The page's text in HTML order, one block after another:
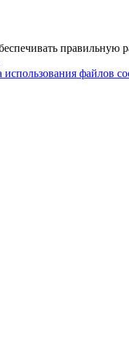
правильную
использования файлов